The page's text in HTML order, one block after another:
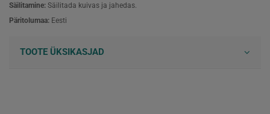
Säilitamine: Säilitada kuivas ja jahedas.
Päritolumaa: Eesti
TOOTE ÜKSIKASJAD